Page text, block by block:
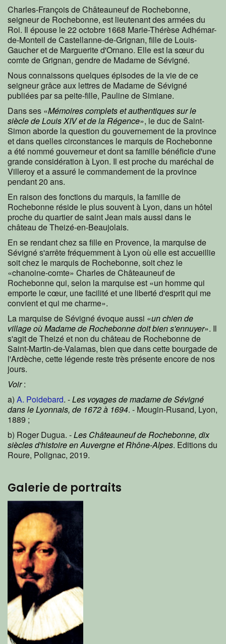
Charles-François de Châteauneuf de Rochebonne,
seigneur de Rochebonne, est lieutenant des armées du
Roi. Il épouse le 22 octobre 1668 Marie-Thérèse Adhémar-
de-Monteil de Castellanne-de-Grignan, fille de Louis-
Gaucher et de Marguerite d'Ornano. Elle est la sœur du
comte de Grignan, gendre de Madame de Sévigné.
Nous connaissons quelques épisodes de la vie de ce
seigneur grâce aux lettres de Madame de Sévigné
publiées par sa peite-fille, Pauline de Simiane.
Dans ses «Mémoires complets et authentiques sur le
siècle de Louis XIV et de la Régence», le duc de Saint-
Simon aborde la question du gouvernement de la province
et dans quelles circonstances le marquis de Rochebonne
a été nommé gouverneur et dont sa famille bénéficie d'une
grande considération à Lyon. Il est proche du maréchal de
Villeroy et a assuré le commandement de la province
pendant 20 ans.
En raison des fonctions du marquis, la famille de
Rochebonne réside le plus souvent à Lyon, dans un hôtel
proche du quartier de saint Jean mais aussi dans le
château de Theizé-en-Beaujolais.
En se rendant chez sa fille en Provence, la marquise de
Sévigné s'arrête fréquemment à Lyon où elle est accueillie
soit chez le marquis de Rochebonne, soit chez le
«chanoine-comte» Charles de Châteauneuf de
Rochebonne qui, selon la marquise est «un homme qui
emporte le cœur, une facilité et une liberté d'esprit qui me
convient et qui me charme».
La marquise de Sévigné évoque aussi «un chien de
village où Madame de Rochebonne doit bien s'ennuyer». Il
s'agit de Theizé et non du château de Rochebonne de
Saint-Martin-de-Valamas, bien que dans cette bourgade de
l'Ardèche, cette légende reste très présente encore de nos
jours.
Voir:
a) A. Poidebard. -Les voyages de madame de Sévigné
dans le Lyonnais, de 1672 à 1694. - Mougin-Rusand, Lyon,
1889 ;
b) Roger Dugua. -Les Châteauneuf de Rochebonne, dix
siècles d'histoire en Auvergne et Rhône-Alpes. Editions du
Roure, Polignac, 2019.
Galerie de portraits